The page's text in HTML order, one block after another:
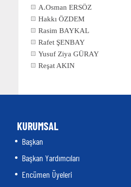
A.Osman ERSÖZ
Hakkı ÖZDEM
Rasim BAYKAL
Rafet ŞENBAY
Yusuf Ziya GÜRAY
Reşat AKIN
KURUMSAL
Başkan
Başkan Yardımcıları
Encümen Üyeleri